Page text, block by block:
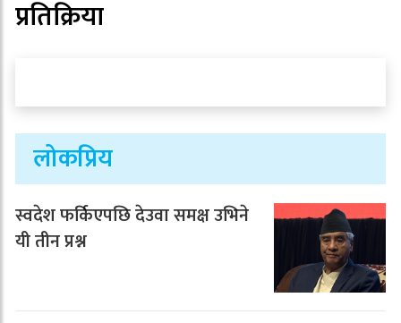
प्रतिक्रिया
लोकप्रिय
स्वदेश फर्किएपछि देउवा समक्ष उभिने
यी तीन प्रश्न